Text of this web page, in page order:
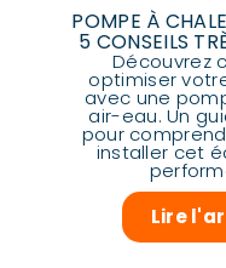
POMPE À
5 CONSEILS
Découvrez
optimiser
avec une
air-eau. Un
pour
installer cet
Lire